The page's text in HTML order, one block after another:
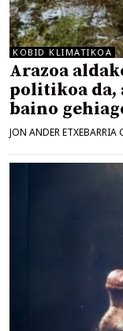
KOBID KLIMATIKOA
Arazoa
politikoa da,
baino
JON ANDER ETXEBARRIA